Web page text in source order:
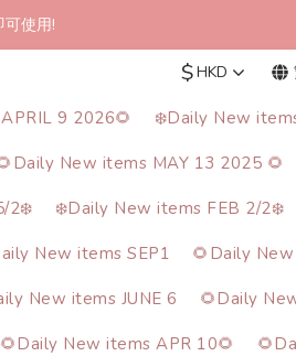
使用!
$HKD
9 2026🌻 ❄️Daily New
New items MAY 13 2025 🌻
2❄️ ❄️Daily New items FEB 2/2❄️
New items SEP1 🌻Daily New
New items JUNE 6 🌻Daily
🌻Daily New items APR 10🌻